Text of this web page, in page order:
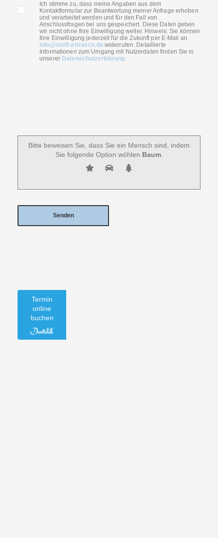
Ich stimme zu, dass meine Angaben aus dem
Kontaktformular zur Beantwortung meiner Anfrage erhoben
und verarbeitet werden und für den Fall von
Anschlussfragen bei uns gespeichert. Diese Daten geben
wir nicht ohne Ihre Einwilligung weiter. Hinweis: Sie können
Ihre Einwilligung jederzeit für die Zukunft per E-Mail an
info@stoff-attrasch.de widerrufen. Detaillierte
Informationen zum Umgang mit Nutzerdaten finden Sie in
unserer Datenschutzerklärung.
Bitte beweisen Sie, dass Sie ein Mensch sind, indem
Sie folgende Option wöhlen Baum.
Termin
online
buchen